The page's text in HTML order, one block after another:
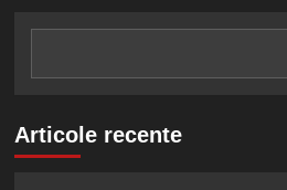
Articole recente